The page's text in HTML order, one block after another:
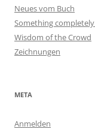
Neues vom Buch
Something
Wisdom of the Crowd
Zeichnungen
META
Anmelden